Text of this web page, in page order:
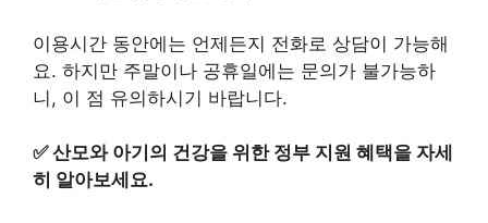
이용시간 동안에는 언제든지 전화로 상담이 가능해
요. 하지만 주말이나 공휴일에는 문의가 불가능하
니, 이 점 유의하시기 바랍니다.
✅산모와 아기의 건강을 위한 정부 지원 혜택을 자세
히 알아보세요.